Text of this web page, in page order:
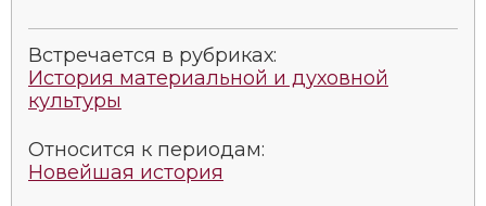
Встречается в рубриках:
История материальной и духовной
культуры
Относится к периодам:
Новейшая история